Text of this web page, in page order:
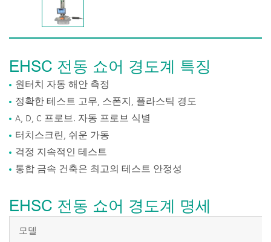
EHSC 전동 쇼어 경도계 특징
원터치 자동 해안 측정
정확한 테스트 고무, 스폰지, 플라스틱 경도
A, D, C 프로브. 자동 프로브 식별
터치스크린, 쉬운 가동
걱정 지속적인 테스트
통합 금속 건축은 최고의 테스트 안정성
EHSC 전동 쇼어 경도계 명세
모델